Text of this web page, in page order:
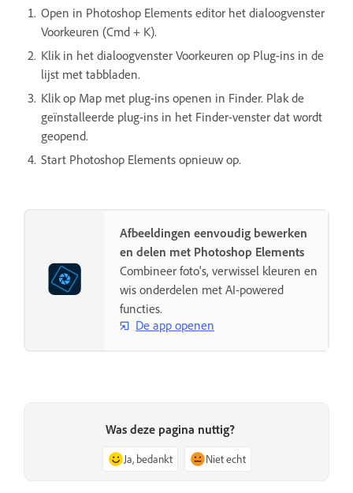
Open in Photoshop Elements editor het dialoogvenster
Voorkeuren (Cmd + K).
Klik in het dialoogvenster Voorkeuren op Plug-ins in de
lijst met tabbladen.
Klik op Map met plug-ins openen in Finder. Plak de
geïnstalleerde plug-ins in het Finder-venster dat wordt
geopend.
Start Photoshop Elements opnieuw op.
Afbeeldingen eenvoudig bewerken
en delen met Photoshop Elements
Combineer foto's, verwissel kleuren en
wis onderdelen met AI-powered
functies.
De app openen
Was deze pagina nuttig?
Ja, bedankt Niet echt